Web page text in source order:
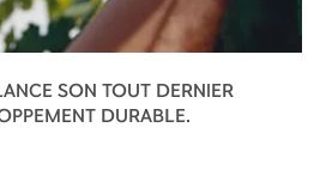
SON TOUT DERNIER
DURABLE.